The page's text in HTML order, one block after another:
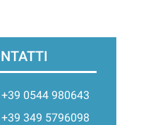
+39 0544 980643
+39 349 5796098